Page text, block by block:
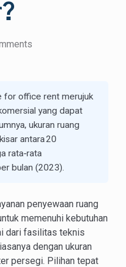
for office rent merujuk
yang dapat
ukuran ruang
antara 20
rata‑rata
bulan (2023).
penyewaan ruang
memenuhi kebutuhan
dari fasilitas teknis
dengan ukuran
persegi. Pilihan tepat